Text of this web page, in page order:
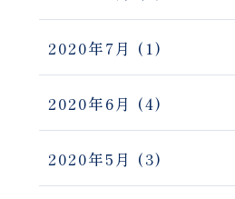
2020年7月 (1)
2020年6月 (4)
2020年5月 (3)